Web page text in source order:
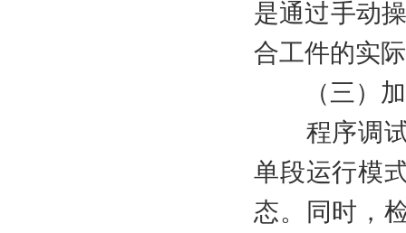
是通过手动
合工件的实
（三）加
程序调试
单段运行模
态。同时，